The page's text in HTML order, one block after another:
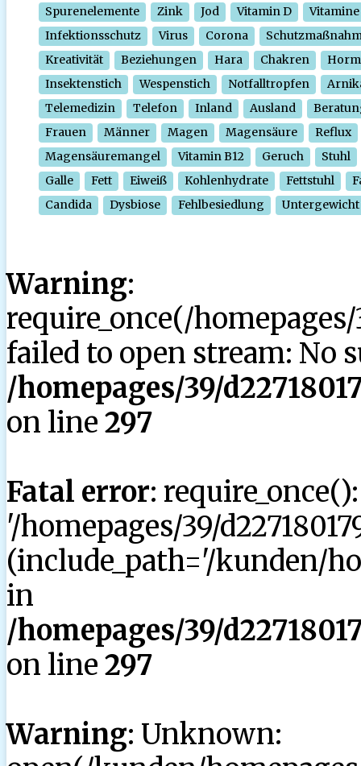
Spurenelemente
Zink Jod Vitamin D
Vitamine
Infektionsschutz
Virus Corona
Kreativität
Beziehungen Hara Chakren
Insektenstich
Wespenstich Notfalltropfen
Telemedizin
Telefon Inland Ausland
Frauen
Männer Magen Magensäure
Reflux
Magensäuremangel
Vitamin B12 Geruch
Stuhl
Galle
Fett Eiweiß Kohlenhydrate Fettstuhl
Candida
Dysbiose Fehlbesiedlung Untergewicht
Warning:
require_once(/
failed to open stream: No
/homepages/39/
on line 297
Fatal error:
'/homepages/39/
(include_path='/kunden/
in
/homepages/39/
on line 297
Warning: Unknown: